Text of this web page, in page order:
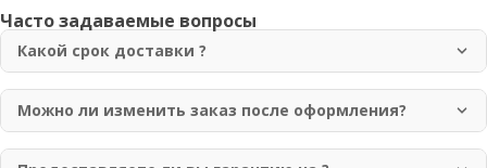
Часто задаваемые вопросы
Какой срок доставки ?
Доставка осуществляется в течение 1-3 рабочих дней
по Москве и области. Для отдаленных регионов срок
доставки может составлять до 7 рабочих дней.
Можно ли изменить заказ после оформления?
Да, вы можете изменить заказ в течение 2 часов после